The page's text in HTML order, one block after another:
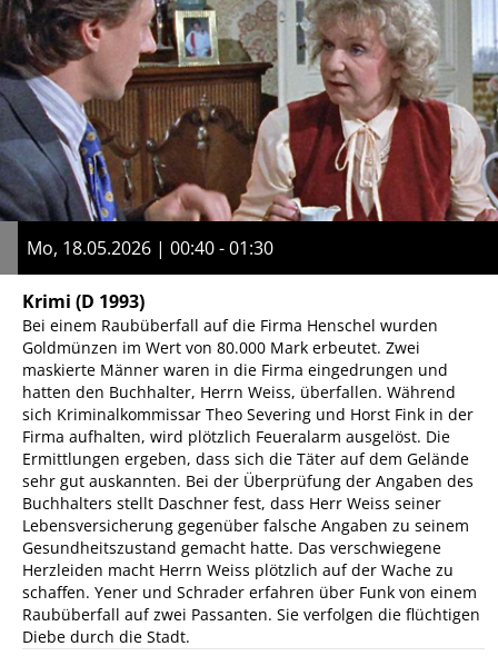
Mo, 18.05.2026 | 00:40 - 01:30
Krimi (D 1993)
Bei einem Raubüberfall auf die Firma Henschel wurden
Goldmünzen im Wert von 80.000 Mark erbeutet. Zwei
maskierte Männer waren in die Firma eingedrungen und
hatten den Buchhalter, Herrn Weiss, überfallen. Während
sich Kriminalkommissar Theo Severing und Horst Fink in der
Firma aufhalten, wird plötzlich Feueralarm ausgelöst. Die
Ermittlungen ergeben, dass sich die Täter auf dem Gelände
sehr gut auskannten. Bei der Überprüfung der Angaben des
Buchhalters stellt Daschner fest, dass Herr Weiss seiner
Lebensversicherung gegenüber falsche Angaben zu seinem
Gesundheitszustand gemacht hatte. Das verschwiegene
Herzleiden macht Herrn Weiss plötzlich auf der Wache zu
schaffen. Yener und Schrader erfahren über Funk von einem
Raubüberfall auf zwei Passanten. Sie verfolgen die flüchtigen
Diebe durch die Stadt.